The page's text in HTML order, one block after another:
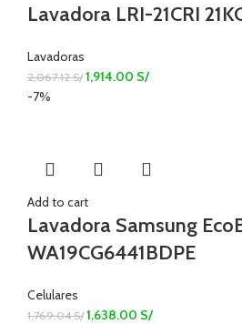
Lavadora LRI-21CRI
Lavadoras
2,067.12S/ 1,914.00 S/
-7%
Add to cart
Lavadora Samsung
WA19CG6441BDPE
Celulares
1,769.04S/ 1,638.00 S/